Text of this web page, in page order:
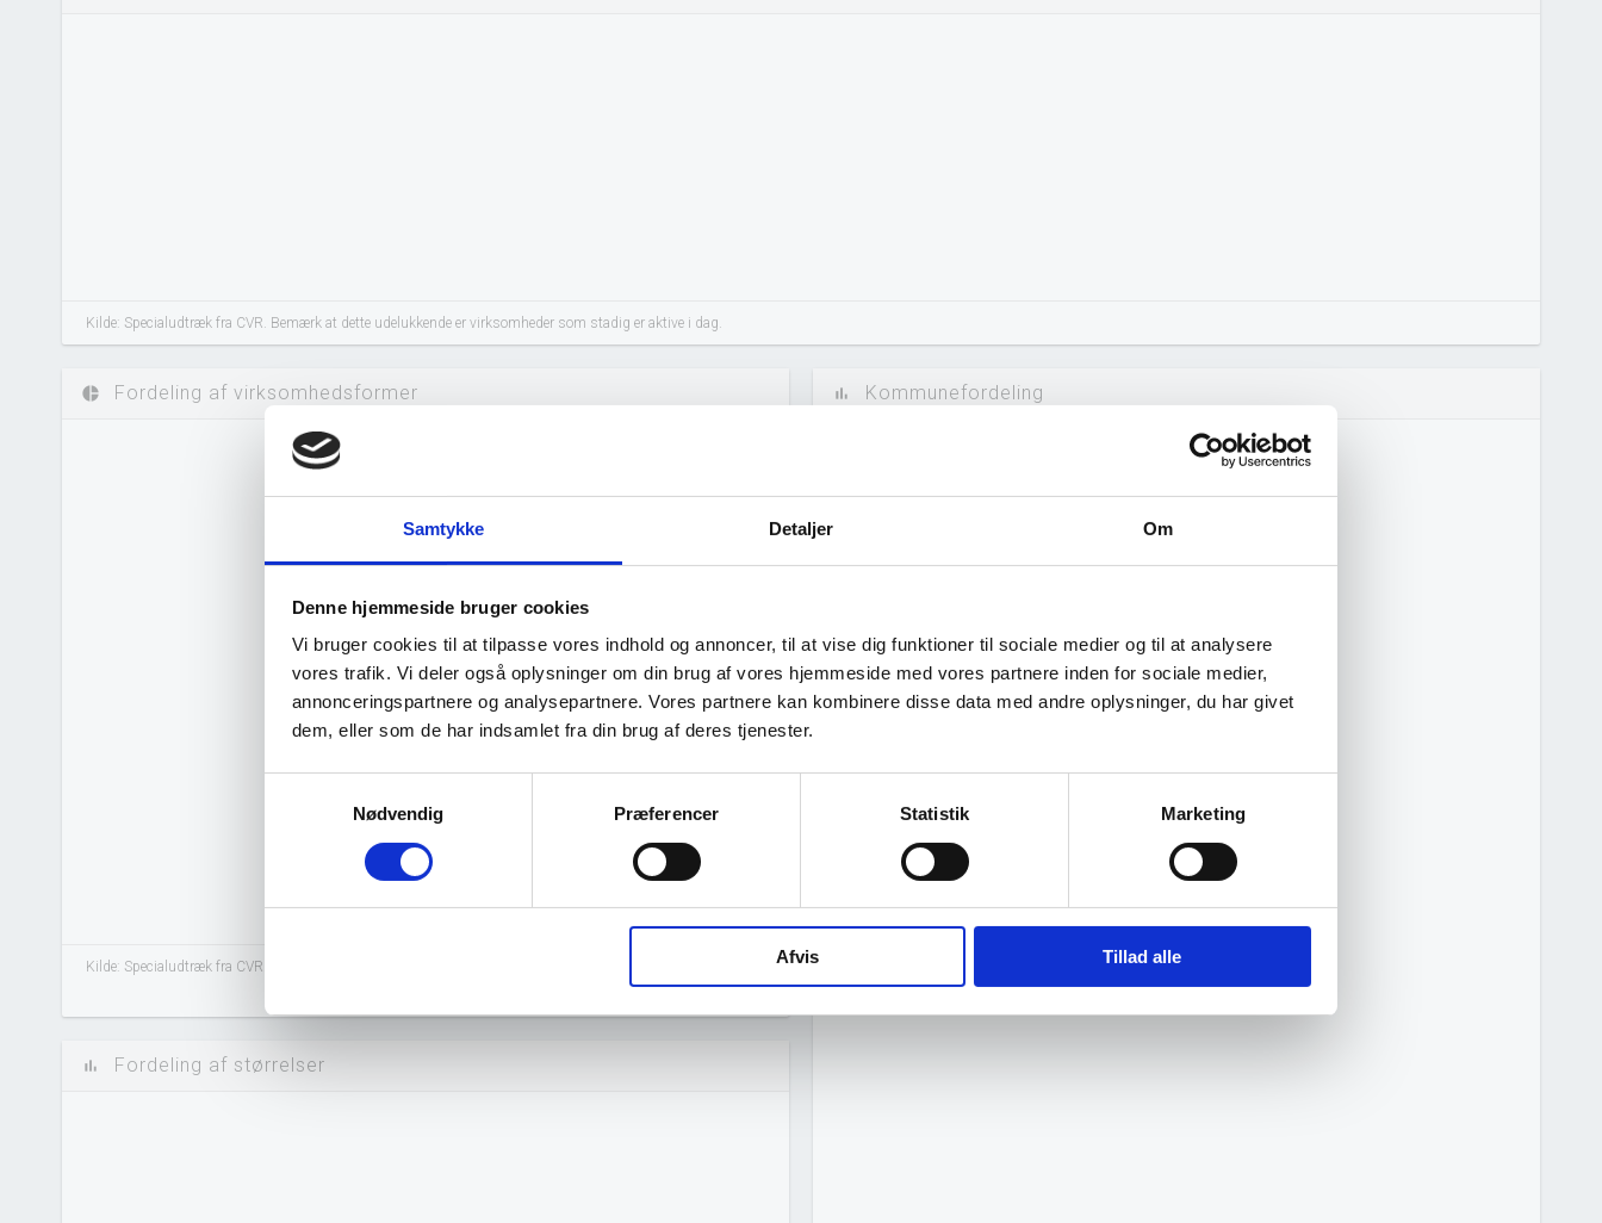
Samtykke Detaljer Om
Denne hjemmeside bruger cookies
Vi bruger cookies til at tilpasse vores indhold og annoncer, til at vise dig funktioner til sociale medier og til at analysere
vores trafik. Vi deler også oplysninger om din brug af vores hjemmeside med vores partnere inden for sociale medier,
annonceringspartnere og analysepartnere. Vores partnere kan kombinere disse data med andre oplysninger, du har givet
dem, eller som de har indsamlet fra din brug af deres tjenester.
Nødvendig
Præferencer Statistik Marketing
Afvis Tillad alle
Kilde: Specialudtræk fra CVR. Bemærk at dette udelukkende er virksomheder som stadig er aktive i dag.
pie_chart Fordeling af virksomhedsformer
Kilde: Specialudtræk fra CVR.
bar_chart Fordeling af størrelser
bar_chart Kommunefordeling